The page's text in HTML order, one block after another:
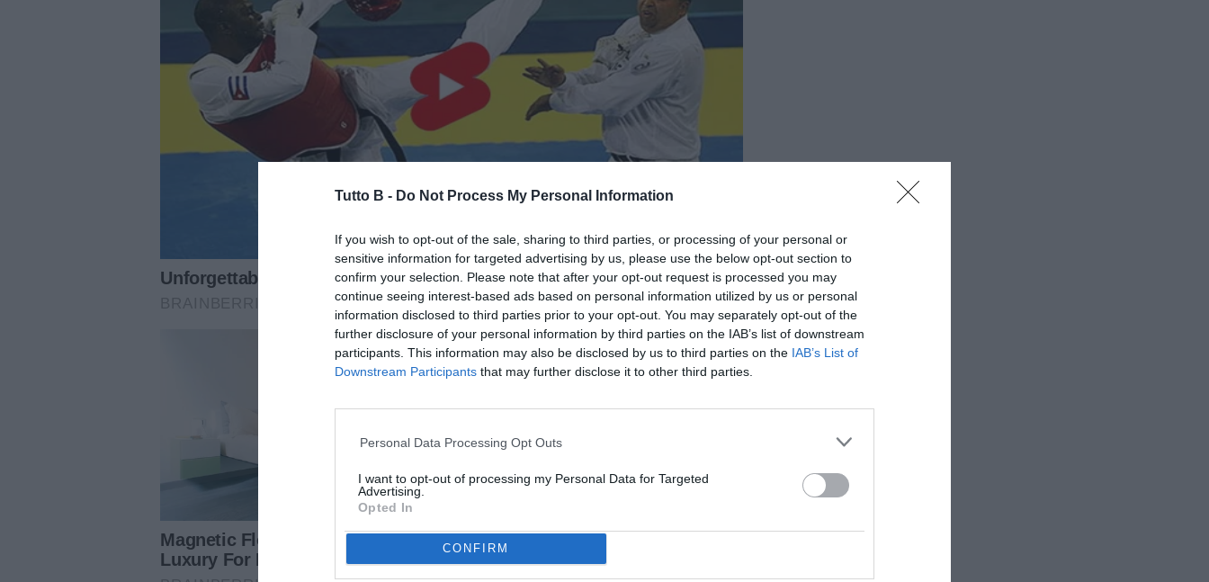
Tutto B - Do Not Process My Personal Information
If you wish to opt-out of the sale, sharing to third parties, or processing of your personal or
sensitive information for targeted advertising by us, please use the below opt-out section to
confirm your selection. Please note that after your opt-out request is processed you may
continue seeing interest-based ads based on personal information utilized by us or personal
information disclosed to third parties prior to your opt-out. You may separately opt-out of the
further disclosure of your personal information by third parties on the IAB’s list of downstream
participants. This information may also be disclosed by us to third parties on the IAB’s List of
Downstream Participants that may further disclose it to other third parties.
Personal Data Processing Opt Outs
I want to opt-out of processing my Personal Data for Targeted
Advertising.
Opted In
CONFIRM